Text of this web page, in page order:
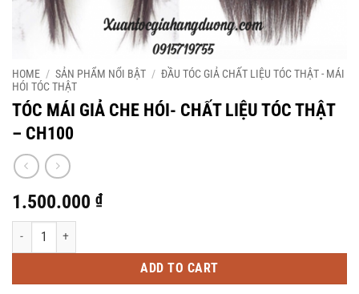
HOME / SẢN PHẨM NỔI BẬT / ĐẦU TÓC GIẢ CHẤT LIỆU TÓC THẬT - MÁI
HÓI TÓC THẬT
TÓC MÁI GIẢ CHE HÓI- CHẤT LIỆU TÓC THẬT
– CH100
1.500.000 ₫
TÓC MÁI GIẢ CHE HÓI- CHẤT LIỆU TÓC THẬT - CH100 quantity
ADD TO CART